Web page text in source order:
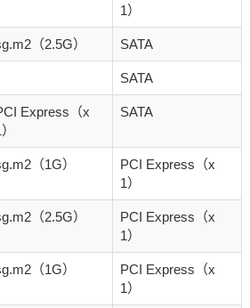
1）
（2.5G） SATA
SATA
Express（x
SATA
（1G）
PCI Express（x
1）
（2.5G）
PCI Express（x
1）
（1G）
PCI Express（x
1）